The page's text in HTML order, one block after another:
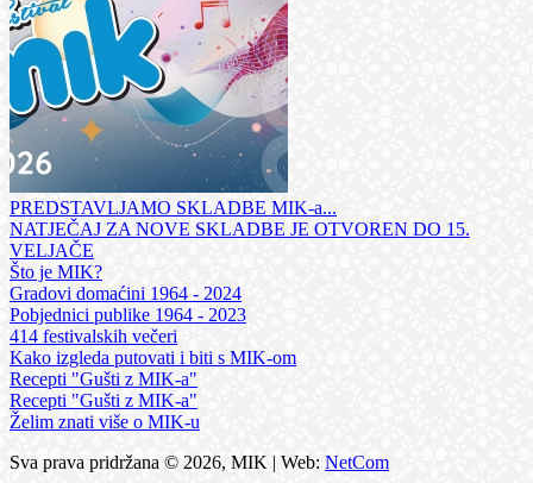
PREDSTAVLJAMO SKLADBE MIK-a...
NATJEČAJ ZA NOVE SKLADBE JE OTVOREN DO 15.
VELJAČE
Što je MIK?
Gradovi domaćini 1964 - 2024
Pobjednici publike 1964 - 2023
414 festivalskih večeri
Kako izgleda putovati i biti s MIK-om
Recepti "Gušti z MIK-a"
Recepti "Gušti z MIK-a"
Želim znati više o MIK-u
Sva prava pridržana © 2026, MIK | Web: NetCom